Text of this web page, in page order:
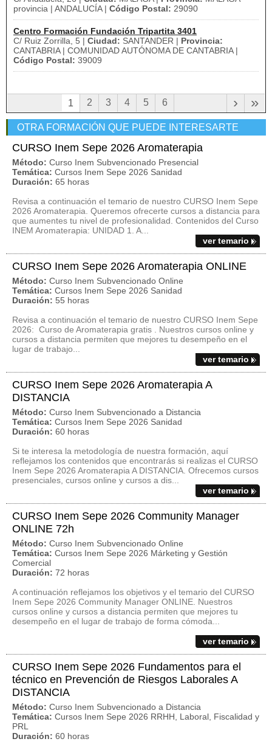
provincia | ANDALUCÍA | Código Postal: 29090
Centro Formación Fundación Tripartita 3401
C/ Ruiz Zorrilla, 5 | Ciudad: SANTANDER | Provincia:
CANTABRIA | COMUNIDAD AUTÓNOMA DE CANTABRIA |
Código Postal: 39009
1 2 3 4 5 6 »
›
OTRA FORMACIÓN QUE PUEDE INTERESARTE
CURSO Inem Sepe 2026 Aromaterapia
Método: Curso Inem Subvencionado Presencial
Temática: Cursos Inem Sepe 2026 Sanidad
Duración: 65 horas
Revisa a continuación el temario de nuestro CURSO Inem Sepe
2026 Aromaterapia. Queremos ofrecerte cursos a distancia para
que aumentes tu nivel de profesionalidad. Contenidos del Curso
INEM Aromaterapia: UNIDAD 1. A...
ver temario
CURSO Inem Sepe 2026 Aromaterapia ONLINE
Método: Curso Inem Subvencionado Online
Temática: Cursos Inem Sepe 2026 Sanidad
Duración: 55 horas
Revisa a continuación el temario de nuestro CURSO Inem Sepe
2026: Curso de Aromaterapia gratis . Nuestros cursos online y
cursos a distancia permiten que mejores tu desempeño en el
lugar de trabajo...
ver temario
CURSO Inem Sepe 2026 Aromaterapia A
DISTANCIA
Método: Curso Inem Subvencionado a Distancia
Temática: Cursos Inem Sepe 2026 Sanidad
Duración: 60 horas
Si te interesa la metodología de nuestra formación, aquí
reflejamos los contenidos que encontrarás si realizas el CURSO
Inem Sepe 2026 Aromaterapia A DISTANCIA. Ofrecemos cursos
presenciales, cursos online y cursos a dis...
ver temario
CURSO Inem Sepe 2026 Community Manager
ONLINE 72h
Método: Curso Inem Subvencionado Online
Temática: Cursos Inem Sepe 2026 Márketing y Gestión
Comercial
Duración: 72 horas
A continuación reflejamos los objetivos y el temario del CURSO
Inem Sepe 2026 Community Manager ONLINE. Nuestros
cursos online y cursos a distancia permiten que mejores tu
desempeño en el lugar de trabajo de forma cómoda...
ver temario
CURSO Inem Sepe 2026 Fundamentos para el
técnico en Prevención de Riesgos Laborales A
DISTANCIA
Método: Curso Inem Subvencionado a Distancia
Temática: Cursos Inem Sepe 2026 RRHH, Laboral, Fiscalidad y
PRL
Duración: 60 horas